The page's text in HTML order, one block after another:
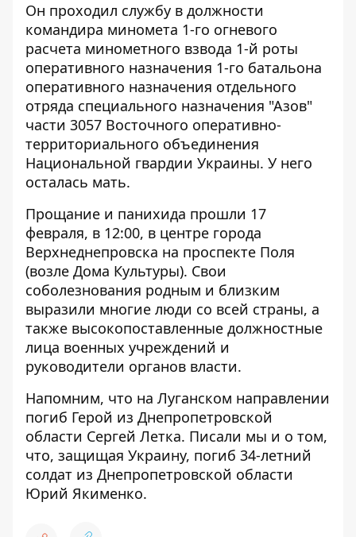
Он проходил службу в должности
командира миномета 1-го огневого
расчета минометного взвода 1-й роты
оперативного назначения 1-го батальона
оперативного назначения отдельного
отряда специального назначения "Азов"
части 3057 Восточного оперативно-
территориального объединения
Национальной гвардии Украины. У него
осталась мать.
Прощание и панихида прошли 17
февраля, в 12:00, в центре города
Верхнеднепровска на проспекте Поля
(возле Дома Культуры). Свои
соболезнования родным и близким
выразили многие люди со всей страны, а
также высокопоставленные должностные
лица военных учреждений и
руководители органов власти.
Напомним, что на Луганском направлении
погиб Герой из Днепропетровской
области Сергей Летка. Писали мы и о том,
что, защищая Украину, погиб 34-летний
солдат из Днепропетровской области
Юрий Якименко.